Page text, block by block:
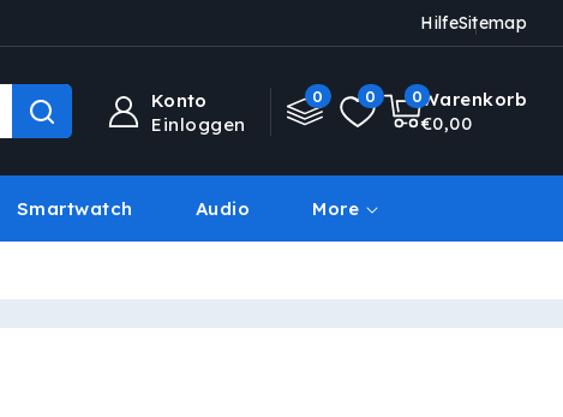
HilfeSitemap
Konto
Einloggen
0 0
Warenkorb
€0,00
0
Artikel
Smartwatch Audio More